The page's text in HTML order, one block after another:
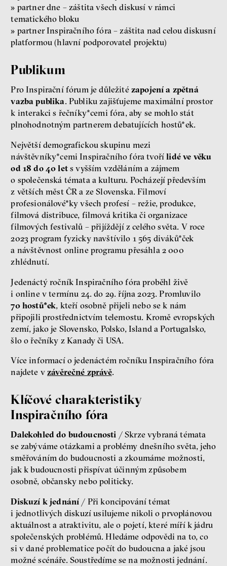
» partner dne – záštita všech diskusí v rámci
tematického bloku
» partner Inspiračního fóra – záštita nad celou diskusní
platformou (hlavní podporovatel projektu)
Publikum
Pro Inspirační fórum je důležité zapojení a zpětná
vazba publika. Publiku zajišťujeme maximální prostor
k interakci s řečníky*cemi fóra, aby se mohlo stát
plnohodnotným partnerem debatujících hostů*ek.
Největší demografickou skupinu mezi
návštěvníky*cemi Inspiračního fóra tvořílidé ve věku
od 18 do 40 lets vyšším vzděláním a zájmem
o společenská témata a kulturu. Pocházejí především
z větších měst ČR a ze Slovenska. Filmoví
profesionálové*ky všech profesí – režie, produkce,
filmová distribuce, filmová kritika či organizace
filmových festivalů – přijíždějí z celého světa. V roce
2023 program fyzicky navštívilo 1 565 diváků*ček
a návštěvnost online programu přesáhla 2 000
zhlédnutí.
Jedenáctý ročník Inspiračního fóra proběhl živě
i online v termínu 24. do 29. října 2023. Promluvilo
70 hostů*ek, kteří osobně přijeli nebo se k nám
připojili prostřednictvím telemostu. Kromě evropských
zemí, jako je Slovensko, Polsko, Island a Portugalsko,
šlo o řečníky z Kanady či USA.
Více informací o jedenáctém ročníku Inspiračního fóra
najdete vzávěrečné zprávě.
Klíčové charakteristiky
Inspiračního fóra
Dalekohled do budoucnosti / Skrze vybraná témata
se zabýváme otázkami a problémy dnešního světa, jeho
směřováním do budoucnosti a zkoumáme možnosti,
jak k budoucnosti přispívat účinným způsobem
osobně, občansky nebo politicky.
Diskuzí k jednání / Při koncipování témat
i jednotlivých diskuzí usilujeme nikoli o prvoplánovou
aktuálnost a atraktivitu, ale o pojetí, které míří k jádru
společenských problémů. Hledáme odpovědi na to, co
si v dané problematice počít do budoucna a jaké jsou
možné scénáře. Soustředíme se na možnosti jednání.